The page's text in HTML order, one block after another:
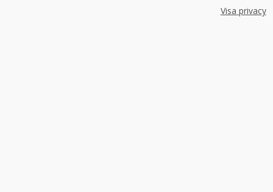
Visa privacy